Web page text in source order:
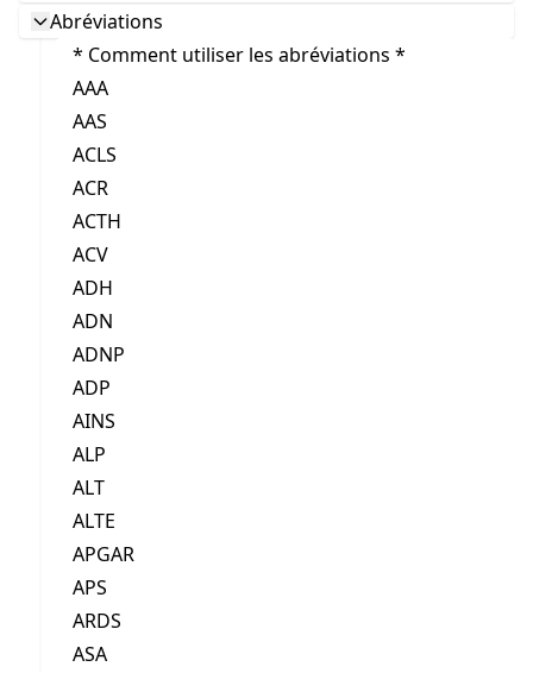
Abréviations
* Comment utiliser les abréviations *
AAA
AAS
ACLS
ACR
ACTH
ACV
ADH
ADN
ADNP
ADP
AINS
ALP
ALT
ALTE
APGAR
APS
ARDS
ASA